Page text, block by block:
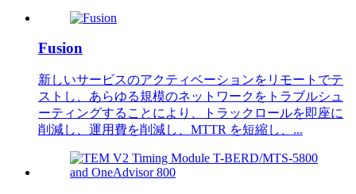
Fusion
新しいサービスのアクティベーションをリモートでテ
ストし、あらゆる規模のネットワークをトラブルシュ
ーティングすることにより、トラックロールを即座に
削減し、運用費を削減し、MTTR を短縮し、...